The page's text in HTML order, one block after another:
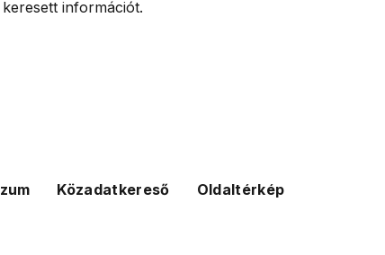
információt.
Közadatkereső
Oldaltérkép